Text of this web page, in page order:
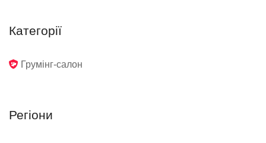
Категорії
Грумінг-салон
Регіони